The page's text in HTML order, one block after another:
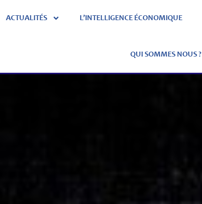
ACTUALITÉS L’INTELLIGENCE ÉCONOMIQUE
QUI SOMMES NOUS ?